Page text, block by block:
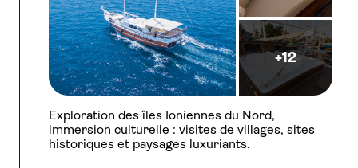
Exploration des îles Ioniennes du Nord,
immersion culturelle : visites de villages, sites
historiques et paysages luxuriants.
+12